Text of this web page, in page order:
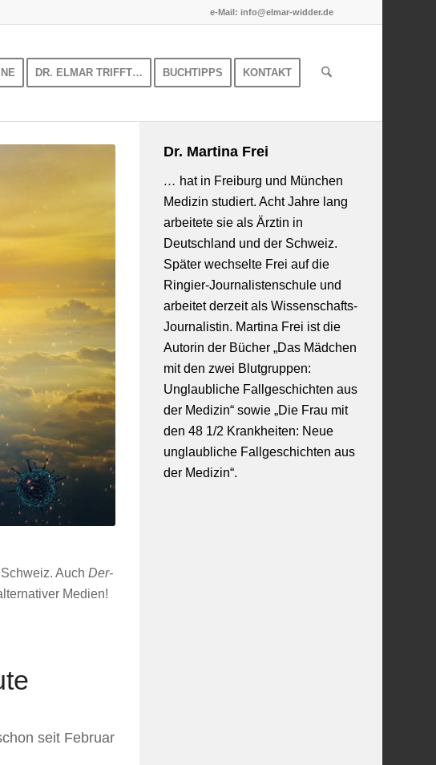
e-Mail: info@elmar-widder.de
DR. ELMAR TRIFFT… BUCHTIPPS KONTAKT
AuchDer-
Medien!
seit Februar
Dr. Martina Frei
… hat in Freiburg und München
Medizin studiert. Acht Jahre lang
arbeitete sie als Ärztin in
Deutschland und der Schweiz.
Später wechselte Frei auf die
Ringier-Journalistenschule und
arbeitet derzeit als Wissenschafts-
Journalistin. Martina Frei ist die
Autorin der Bücher „Das Mädchen
mit den zwei Blutgruppen:
Unglaubliche Fallgeschichten aus
der Medizin“ sowie „Die Frau mit
den 48 1/2 Krankheiten: Neue
unglaubliche Fallgeschichten aus
der Medizin“.